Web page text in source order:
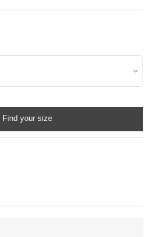
Find your size